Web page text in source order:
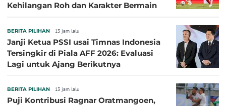
Kehilangan Roh dan Karakter Bermain
BERITA PILIHAN 13 jam lalu
Janji Ketua PSSI usai Timnas Indonesia
Tersingkir di Piala AFF 2026: Evaluasi
Lagi untuk Ajang Berikutnya
BERITA PILIHAN 13 jam lalu
Puji Kontribusi Ragnar Oratmangoen,